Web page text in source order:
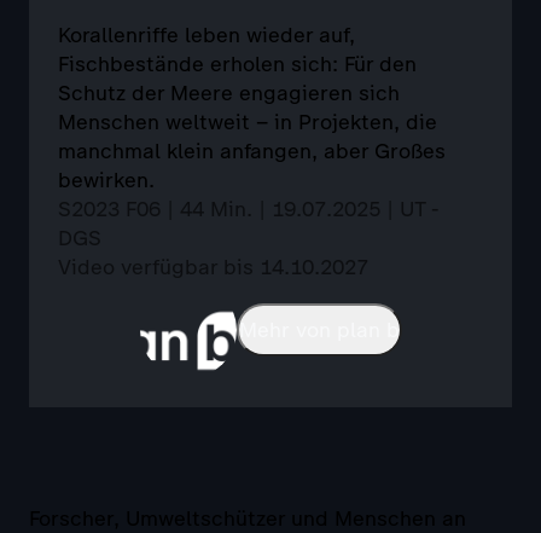
Korallenriffe leben wieder auf,
Fischbestände erholen sich: Für den
Schutz der Meere engagieren sich
Menschen weltweit – in Projekten, die
manchmal klein anfangen, aber Großes
bewirken.
S2023 F06 | 44 Min. | 19.07.2025 | UT -
DGS
Video verfügbar bis 14.10.2027
Mehr von plan b
Forscher, Umweltschützer und Menschen an